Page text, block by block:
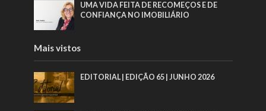
UMA VIDA FEITA DE RECOMEÇOS E DE
CONFIANÇA NO IMOBILIÁRIO
Mais vistos
EDITORIAL | EDIÇÃO 65 | JUNHO 2026